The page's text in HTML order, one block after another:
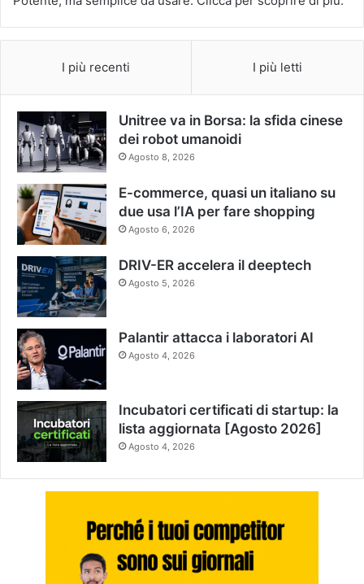
I più recenti I più letti
Unitree va in Borsa: la sfida cinese
dei robot umanoidi
Agosto 8, 2026
E-commerce, quasi un italiano su
due usa l’IA per fare shopping
Agosto 6, 2026
DRIV-ER accelera il deeptech
Agosto 5, 2026
Palantir attacca i laboratori AI
Agosto 4, 2026
Incubatori certificati di startup: la
lista aggiornata [Agosto 2026]
Agosto 4, 2026